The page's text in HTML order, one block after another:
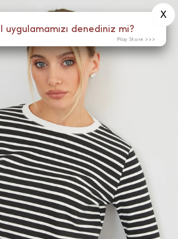
uygulamamızı denediniz mi?
X
Play Store >>>